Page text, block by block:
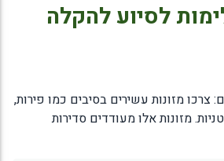
לסיוע להקלה
צרכו מזונות עשירים בסיבים כמו פירות,
מזונות אלו מעודדים סדירות